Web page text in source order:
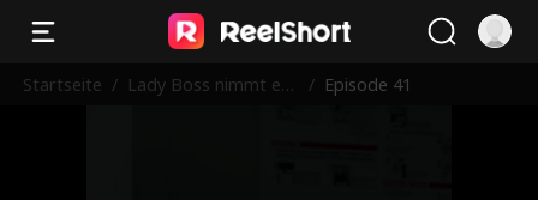
Startseite / Lady Boss nimmt es
/ Episode 41